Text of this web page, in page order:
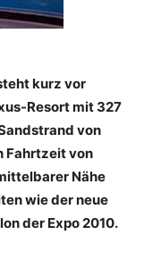
kurz vor
Resort mit 327
von
Fahrtzeit von
Nähe
wie der neue
der Expo 2010.